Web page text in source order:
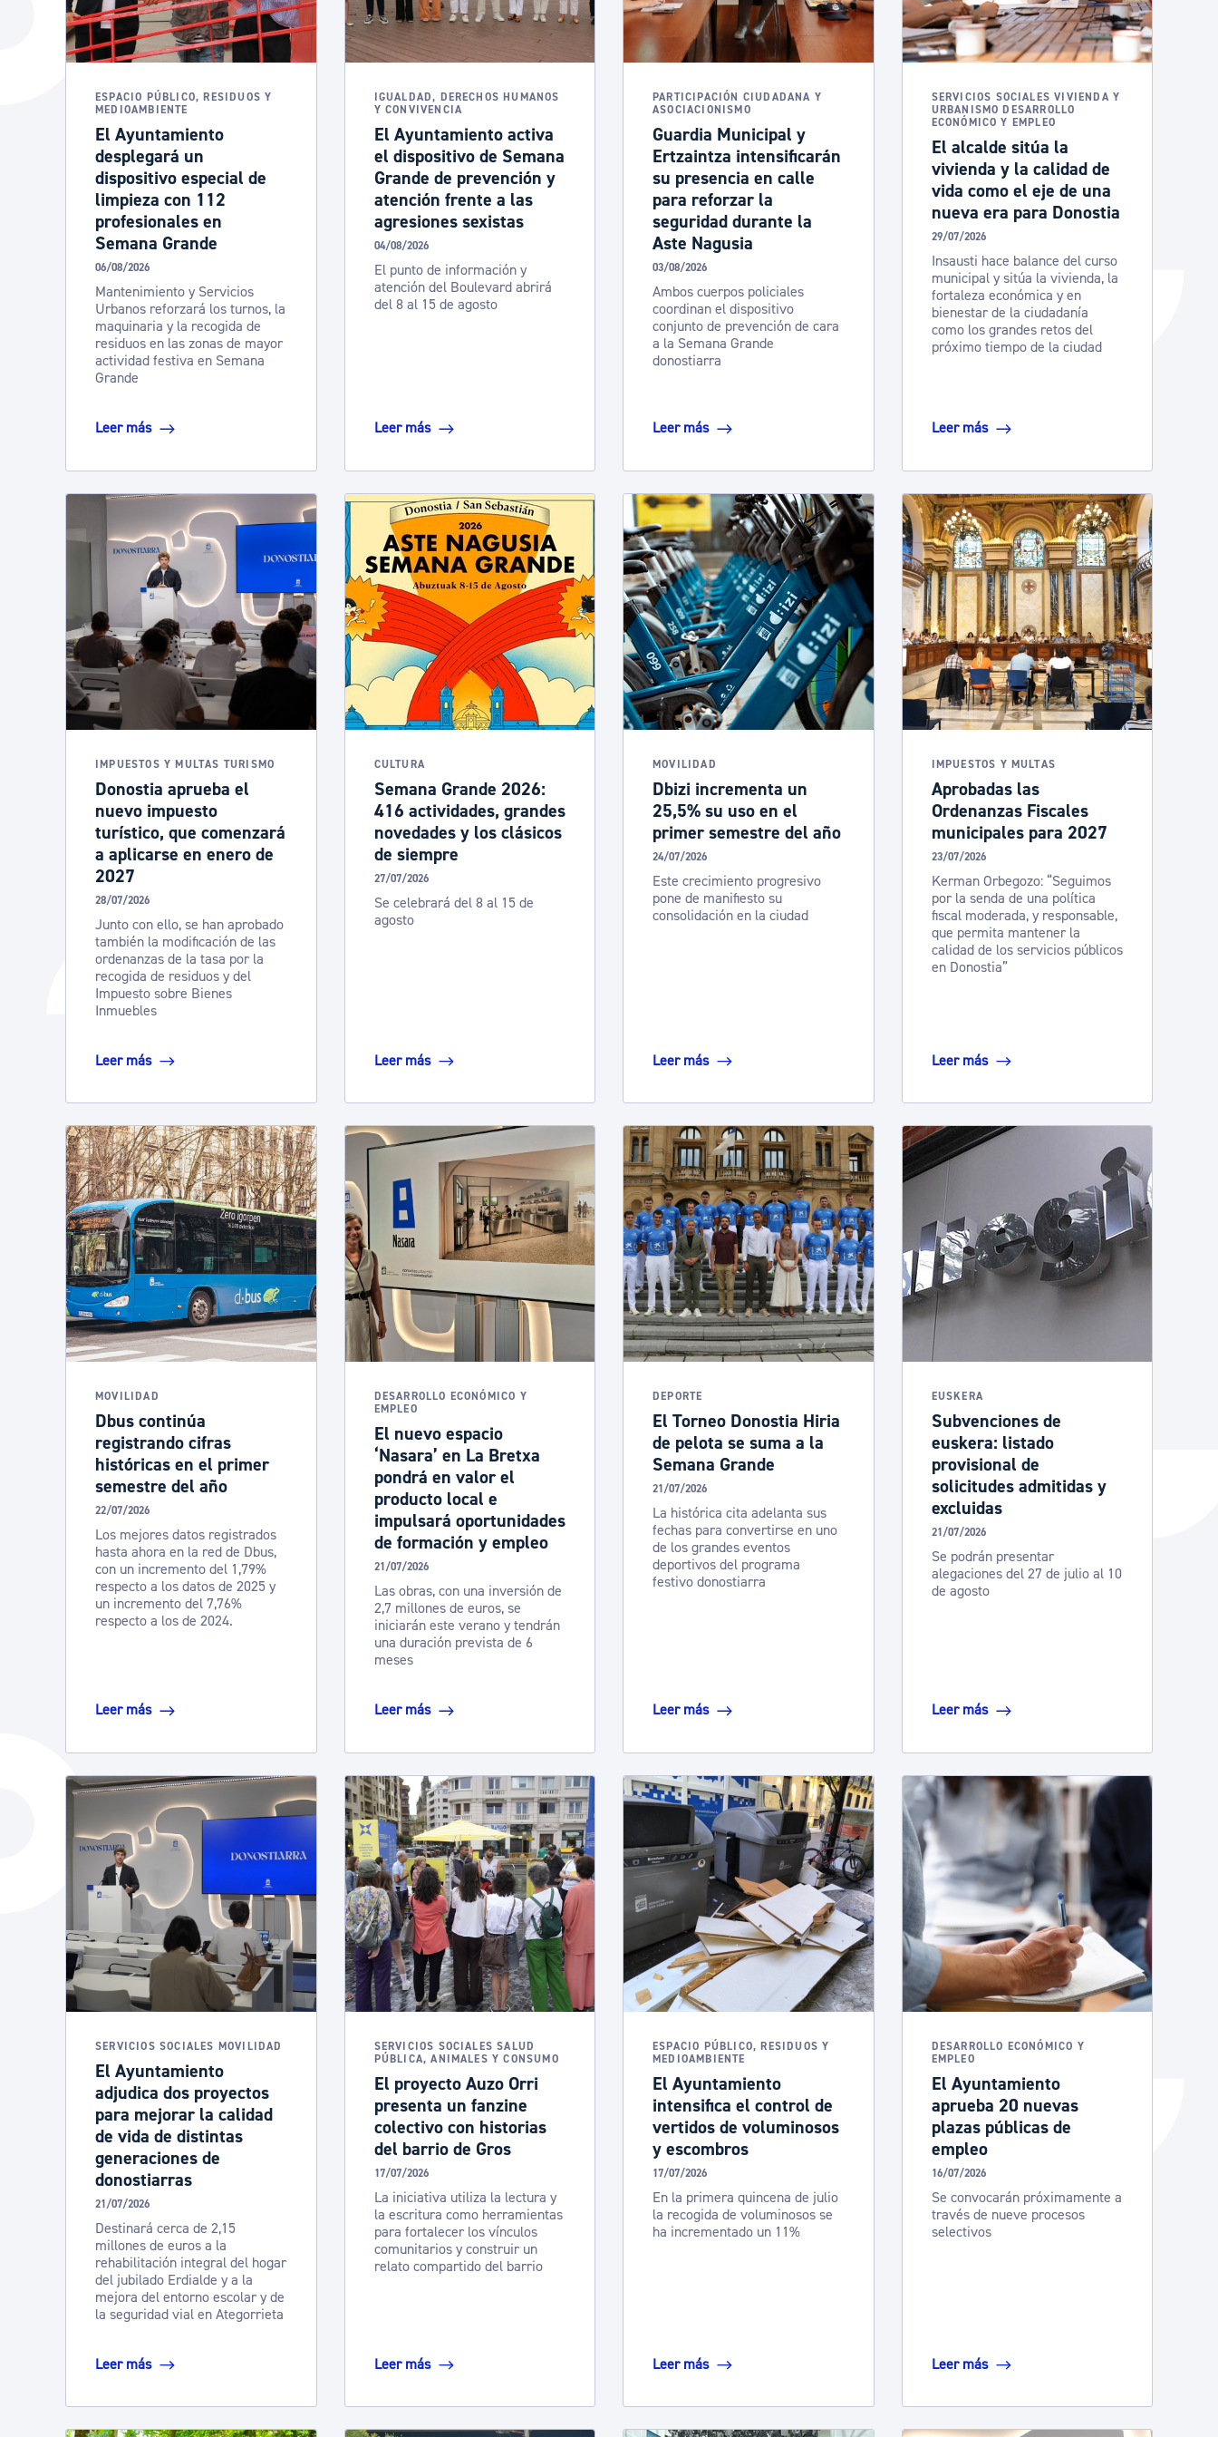
La ciudad
La ciudad ahora
Descubre la ciudad
Actualidad
Noticias
Administración municipal
Tablón de anuncios oficiales
Catálogo de trámites
Ayuda a la tramitación
ESPACIO PÚBLICO, RESIDUOS Y
MEDIOAMBIENTE
El Ayuntamiento
desplegará un
dispositivo especial de
limpieza con 112
profesionales en
Semana Grande
06/08/2026
Mantenimiento y Servicios
Urbanos reforzará los turnos, la
maquinaria y la recogida de
residuos en las zonas de mayor
actividad festiva en Semana
Grande
Leer más
IGUALDAD, DERECHOS HUMANOS
Y CONVIVENCIA
El Ayuntamiento activa
el dispositivo de Semana
Grande de prevención y
atención frente a las
agresiones sexistas
04/08/2026
El punto de información y
atención del Boulevard abrirá
del 8 al 15 de agosto
Leer más
PARTICIPACIÓN CIUDADANA Y
ASOCIACIONISMO
Guardia Municipal y
Ertzaintza intensificarán
su presencia en calle
para reforzar la
seguridad durante la
Aste Nagusia
03/08/2026
Ambos cuerpos policiales
coordinan el dispositivo
conjunto de prevención de cara
a la Semana Grande
donostiarra
Leer más
SERVICIOS SOCIALES VIVIENDA Y
URBANISMO DESARROLLO
ECONÓMICO Y EMPLEO
El alcalde sitúa la
vivienda y la calidad de
vida como el eje de una
nueva era para Donostia
29/07/2026
Insausti hace balance del curso
municipal y sitúa la vivienda, la
fortaleza económica y en
bienestar de la ciudadanía
como los grandes retos del
próximo tiempo de la ciudad
Leer más
IMPUESTOS Y MULTAS TURISMO
Donostia aprueba el
nuevo impuesto
turístico, que comenzará
a aplicarse en enero de
2027
28/07/2026
Junto con ello, se han aprobado
también la modificación de las
ordenanzas de la tasa por la
recogida de residuos y del
Impuesto sobre Bienes
Inmuebles
Leer más
CULTURA
Semana Grande 2026:
416 actividades, grandes
novedades y los clásicos
de siempre
27/07/2026
Se celebrará del 8 al 15 de
agosto
Leer más
MOVILIDAD
Dbizi incrementa un
25,5% su uso en el
primer semestre del año
24/07/2026
Este crecimiento progresivo
pone de manifiesto su
consolidación en la ciudad
Leer más
IMPUESTOS Y MULTAS
Aprobadas las
Ordenanzas Fiscales
municipales para 2027
23/07/2026
Kerman Orbegozo: “Seguimos
por la senda de una política
fiscal moderada, y responsable,
que permita mantener la
calidad de los servicios públicos
en Donostia”
Leer más
MOVILIDAD
Dbus continúa
registrando cifras
históricas en el primer
semestre del año
22/07/2026
Los mejores datos registrados
hasta ahora en la red de Dbus,
con un incremento del 1,79%
respecto a los datos de 2025 y
un incremento del 7,76%
respecto a los de 2024.
Leer más
DESARROLLO ECONÓMICO Y
EMPLEO
El nuevo espacio
‘Nasara’ en La Bretxa
pondrá en valor el
producto local e
impulsará oportunidades
de formación y empleo
21/07/2026
Las obras, con una inversión de
2,7 millones de euros, se
iniciarán este verano y tendrán
una duración prevista de 6
meses
Leer más
DEPORTE
El Torneo Donostia Hiria
de pelota se suma a la
Semana Grande
21/07/2026
La histórica cita adelanta sus
fechas para convertirse en uno
de los grandes eventos
deportivos del programa
festivo donostiarra
Leer más
EUSKERA
Subvenciones de
euskera: listado
provisional de
solicitudes admitidas y
excluidas
21/07/2026
Se podrán presentar
alegaciones del 27 de julio al 10
de agosto
Leer más
SERVICIOS SOCIALES MOVILIDAD
El Ayuntamiento
adjudica dos proyectos
para mejorar la calidad
de vida de distintas
generaciones de
donostiarras
21/07/2026
Destinará cerca de 2,15
millones de euros a la
rehabilitación integral del hogar
del jubilado Erdialde y a la
mejora del entorno escolar y de
la seguridad vial en Ategorrieta
Leer más
SERVICIOS SOCIALES SALUD
PÚBLICA, ANIMALES Y CONSUMO
El proyecto Auzo Orri
presenta un fanzine
colectivo con historias
del barrio de Gros
17/07/2026
La iniciativa utiliza la lectura y
la escritura como herramientas
para fortalecer los vínculos
comunitarios y construir un
relato compartido del barrio
Leer más
ESPACIO PÚBLICO, RESIDUOS Y
MEDIOAMBIENTE
El Ayuntamiento
intensifica el control de
vertidos de voluminosos
y escombros
17/07/2026
En la primera quincena de julio
la recogida de voluminosos se
ha incrementado un 11%
Leer más
DESARROLLO ECONÓMICO Y
EMPLEO
El Ayuntamiento
aprueba 20 nuevas
plazas públicas de
empleo
16/07/2026
Se convocarán próximamente a
través de nueve procesos
selectivos
Leer más